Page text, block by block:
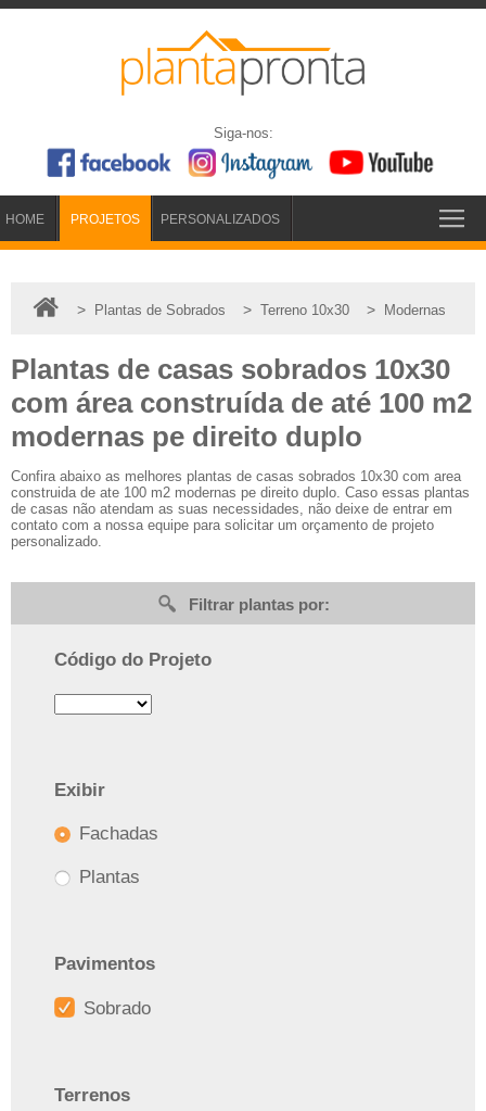
Siga-nos:
HOME PROJETOS PERSONALIZADOS
> Plantas de Sobrados > Terreno 10x30 > Modernas
Plantas de casas sobrados 10x30
com área construída de até 100 m2
modernas pe direito duplo
Confira abaixo as melhores plantas de casas sobrados 10x30 com area
construida de ate 100 m2 modernas pe direito duplo. Caso essas plantas
de casas não atendam as suas necessidades, não deixe de entrar em
contato com a nossa equipe para solicitar um orçamento de projeto
personalizado.
Filtrar plantas por:
Código do Projeto
Exibir
Fachadas
Plantas
Pavimentos
Sobrado
Terrenos